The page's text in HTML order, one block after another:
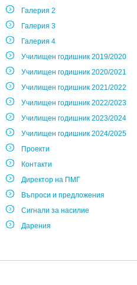
Галерия 2
Галерия 3
Галерия 4
Училищен годишник 2019/2020
Училищен годишник 2020/2021
Училищен годишник 2021/2022
Училищен годишник 2022/2023
Училищен годишник 2023/2024
Училищен годишник 2024/2025
Проекти
Контакти
Директор на ПМГ
Въпроси и предложения
Сигнали за насилие
Дарения